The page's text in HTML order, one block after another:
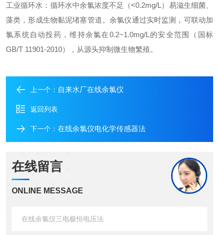
工业循环水：循环水中余氯浓度不足（<0.2mg/L）易滋生细菌、
藻类，形成生物黏泥堵塞管道。余氯仪通过实时监测，可联动加
氯系统自动投药，维持余氯在0.2~1.0mg/L的安全范围（国标
GB/T 11901-2010），从源头抑制微生物繁殖。
上一个： 自来水厂在线余氯仪
返回列表
下一个： 在线余氯仪电化学传感器法
在线留言
ONLINE MESSAGE